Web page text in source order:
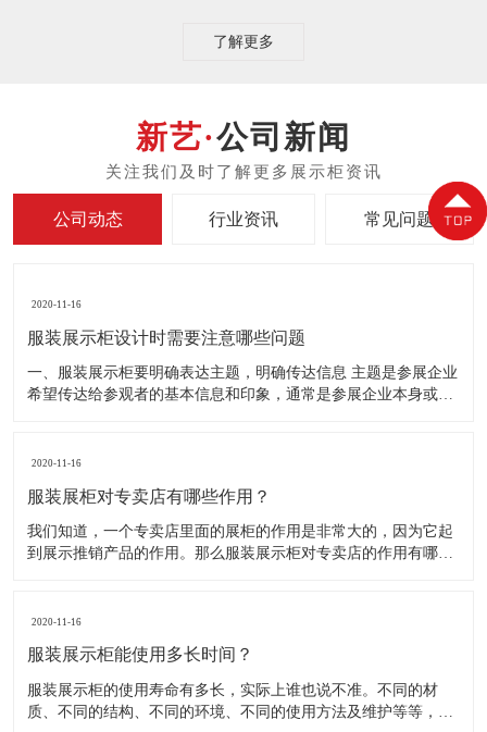
了解更多
公司新闻
公司动态 行业资讯 常见问题
2020-11-16
服装展示柜设计时需要注意哪些问题
一、服装展示柜要明确表达主题，明确传达信息 主题是参展企业
希望传达给参观者的基本信息和印象，通常是参展企业本身或产
2020-11-16
服装展柜对专卖店有哪些作用？
我们知道，一个专卖店里面的展柜的作用是非常大的，因为它起
到展示推销产品的作用。那么服装展示柜对专卖店的作用有哪些
陈列展示商品。把商品的风采展现在消费者面前，使消费者对商
2020-11-16
服装展示柜能使用多长时间？
服装展示柜的使用寿命有多长，实际上谁也说不准。不同的材
质、不同的结构、不同的环境、不同的使用方法及维护等等，都